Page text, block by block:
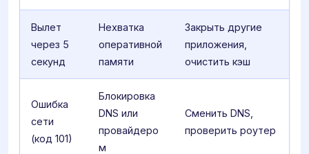
Вылет
через 5
секунд
Нехватка
оперативной
памяти
Закрыть другие
приложения,
очистить кэш
Ошибка
сети
(код 101)
Блокировка
DNS или
провайдеро
м
Сменить DNS,
проверить роутер